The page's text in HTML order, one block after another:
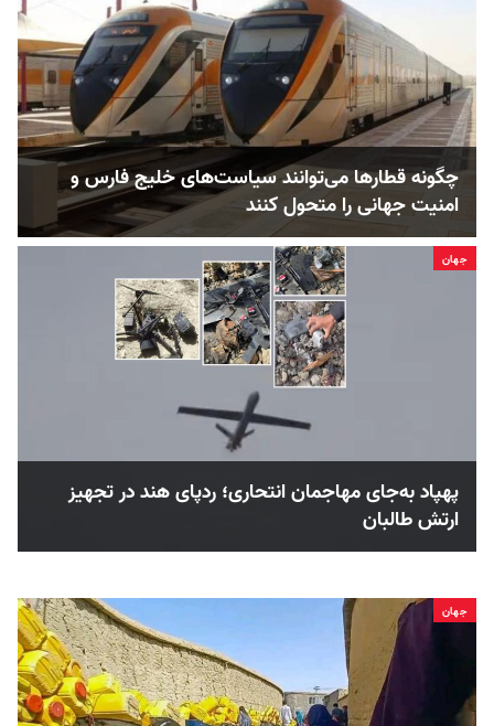
چگونه قطارها می‌توانند سیاست‌های خلیج فارس و
امنیت جهانی را متحول کنند
جهان
پهپاد به‌جای مهاجمان انتحاری؛ ردپای هند در تجهیز
ارتش طالبان
جهان